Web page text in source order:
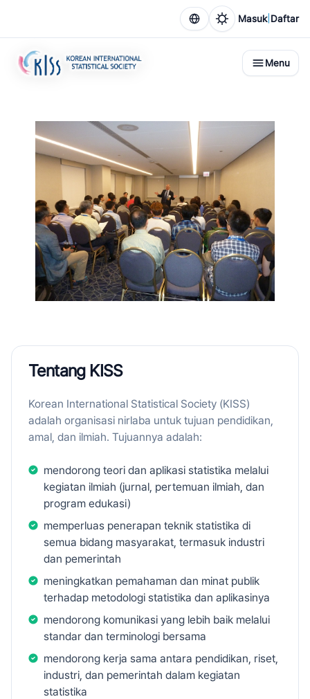
Masuk| Daftar
Menu
Tentang KISS
Korean International Statistical Society (KISS)
adalah organisasi nirlaba untuk tujuan pendidikan,
amal, dan ilmiah. Tujuannya adalah:
mendorong teori dan aplikasi statistika melalui
kegiatan ilmiah (jurnal, pertemuan ilmiah, dan
program edukasi)
memperluas penerapan teknik statistika di
semua bidang masyarakat, termasuk industri
dan pemerintah
meningkatkan pemahaman dan minat publik
terhadap metodologi statistika dan aplikasinya
mendorong komunikasi yang lebih baik melalui
standar dan terminologi bersama
mendorong kerja sama antara pendidikan, riset,
industri, dan pemerintah dalam kegiatan
statistika